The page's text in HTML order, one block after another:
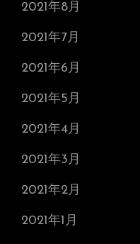
2021年8月
2021年7月
2021年6月
2021年5月
2021年4月
2021年3月
2021年2月
2021年1月